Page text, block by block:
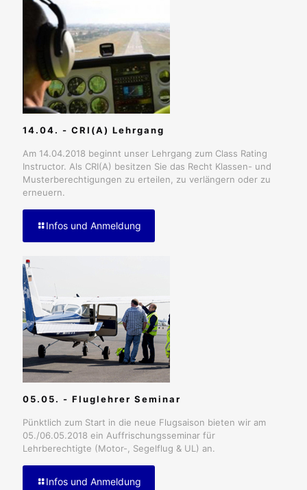
14.04. - CRI(A) Lehrgang
Am 14.04.2018 beginnt unser Lehrgang zum Class Rating
Instructor. Als CRI(A) besitzen Sie das Recht Klassen- und
Musterberechtigungen zu erteilen, zu verlängern oder zu
erneuern.
Infos und Anmeldung
05.05. - Fluglehrer Seminar
Pünktlich zum Start in die neue Flugsaison bieten wir am
05./06.05.2018 ein Auffrischungsseminar für
Lehrberechtigte (Motor-, Segelflug & UL) an.
Infos und Anmeldung